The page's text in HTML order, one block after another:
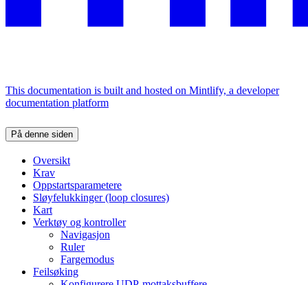
This documentation is built and hosted on Mintlify, a developer
documentation platform
På denne siden
Oversikt
Krav
Oppstartsparametere
Sløyfelukkinger (loop closures)
Kart
Verktøy og kontroller
Navigasjon
Ruler
Fargemodus
Feilsøking